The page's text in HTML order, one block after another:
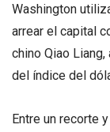
Washington
arrear el capital
chino Qiao
del índice del
Entre un recorte